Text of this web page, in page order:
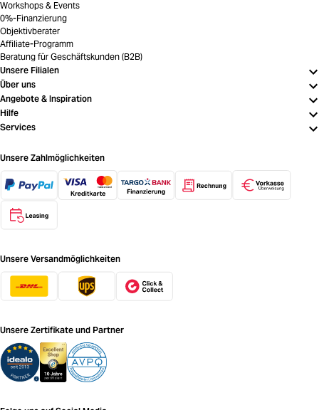
Workshops & Events
0%-Finanzierung
Objektivberater
Affiliate-Programm
Beratung für Geschäftskunden (B2B)
Unsere Filialen
Über uns
Angebote & Inspiration
Hilfe
Services
Unsere Zahlmöglichkeiten
Unsere Versandmöglichkeiten
Unsere Zertifikate und Partner